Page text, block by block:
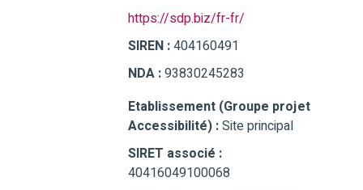
https://sdp.biz/fr-fr/
SIREN :404160491
NDA :93830245283
Etablissement (Groupe projet
Accessibilité) :Site principal
SIRET associé :
40416049100068